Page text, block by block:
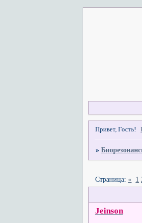
Привет, Гость!
»
Страница: « 1
Jeinson